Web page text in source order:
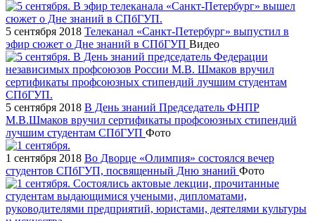
5 сентября 2018 Телеканал «Санкт-Петербург» выпустил в
эфир сюжет о Дне знаний в СПбГУП Видео
5 сентября 2018 В День знаний Председатель ФНПР
М.В.Шмаков вручил сертификаты профсоюзных стипендий
лучшим студентам СПбГУП Фото
1 сентября 2018 Во Дворце «Олимпия» состоялся вечер
студентов СПбГУП, посвященный Дню знаний Фото